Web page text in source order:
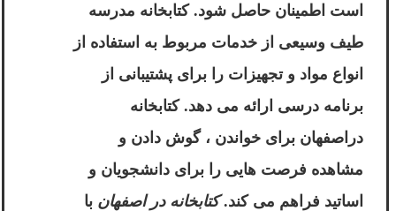
است اطمینان حاصل شود. کتابخانه مدرسه
طیف وسیعی از خدمات مربوط به استفاده از
انواع مواد و تجهیزات را برای پشتیبانی از
برنامه درسی ارائه می دهد. کتابخانه
دراصفهان برای خواندن ، گوش دادن و
مشاهده فرصت هایی را برای دانشجویان و
اساتید فراهم می کند.کتابخانه در اصفهان با